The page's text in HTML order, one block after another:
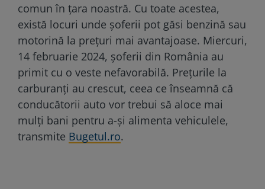
comun în țara noastră. Cu toate acestea,
există locuri unde șoferii pot găsi benzină sau
motorină la prețuri mai avantajoase. Miercuri,
14 februarie 2024, șoferii din România au
primit cu o veste nefavorabilă. Prețurile la
carburanți au crescut, ceea ce înseamnă că
conducătorii auto vor trebui să aloce mai
mulți bani pentru a-și alimenta vehiculele,
transmite Bugetul.ro.